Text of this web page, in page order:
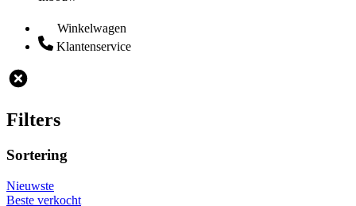
Winkelwagen
Klantenservice
Filters
Sortering
Nieuwste
Beste verkocht